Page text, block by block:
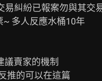
易糾紛已報案勿與其交
多人反應水桶10年
議賣家的機制
推的可以在這篇